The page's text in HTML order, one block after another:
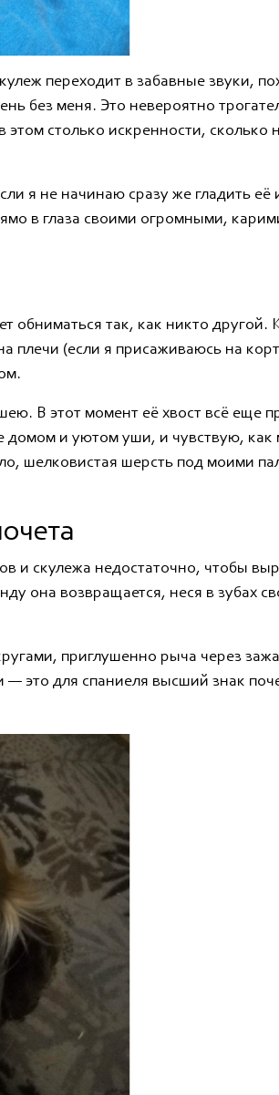
переходит в забавные звуки,
без меня. Это невероятно
столько искренности,
я не начинаю сразу же гладить её
в глаза своими огромными,
так, как никто другой.
плечи (если я присаживаюсь на
В этот момент её хвост всё еще
и уютом уши, и чувствую, как
шелковистая шерсть под моими
и скулежа недостаточно, чтобы
она возвращается, неся в
приглушенно рыча через
это для спаниеля высший знак